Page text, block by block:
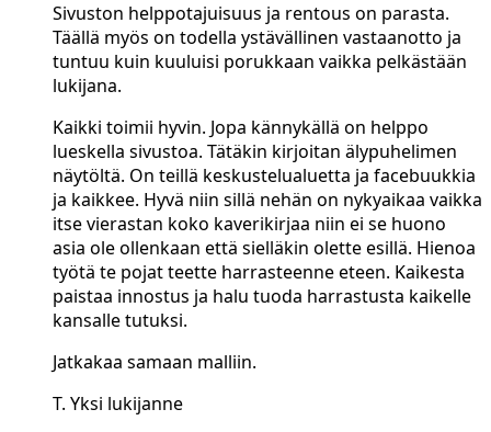
Sivuston helppotajuisuus ja rentous on parasta.
Täällä myös on todella ystävällinen vastaanotto ja
tuntuu kuin kuuluisi porukkaan vaikka pelkästään
lukijana.
Kaikki toimii hyvin. Jopa kännykällä on helppo
lueskella sivustoa. Tätäkin kirjoitan älypuhelimen
näytöltä. On teillä keskustelualuetta ja facebuukkia
ja kaikkee. Hyvä niin sillä nehän on nykyaikaa vaikka
itse vierastan koko kaverikirjaa niin ei se huono
asia ole ollenkaan että sielläkin olette esillä. Hienoa
työtä te pojat teette harrasteenne eteen. Kaikesta
paistaa innostus ja halu tuoda harrastusta kaikelle
kansalle tutuksi.
Jatkakaa samaan malliin.
T. Yksi lukijanne